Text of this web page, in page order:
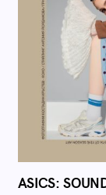
ASICS: